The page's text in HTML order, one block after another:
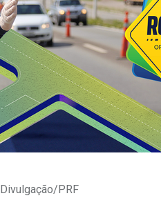
Divulgação/PRF